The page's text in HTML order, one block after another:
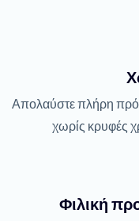
Απολαύστε πλήρη
χωρίς κρυφές
Φιλική